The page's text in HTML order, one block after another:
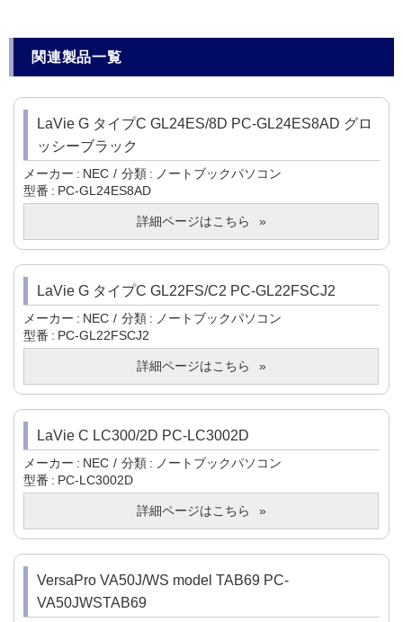
関連製品一覧
LaVie G タイプC GL24ES/8D PC-GL24ES8AD グロ
ッシーブラック
メーカー NEC 分類
ノートブックパソコン
型番
PC-GL24ES8AD
詳細ページはこちら
LaVie G タイプC GL22FS/C2 PC-GL22FSCJ2
メーカー NEC 分類
ノートブックパソコン
型番
PC-GL22FSCJ2
詳細ページはこちら
LaVie C LC300/2D PC-LC3002D
メーカー NEC 分類
ノートブックパソコン
型番
PC-LC3002D
詳細ページはこちら
VersaPro VA50J/WS model TAB69 PC-
VA50JWSTAB69